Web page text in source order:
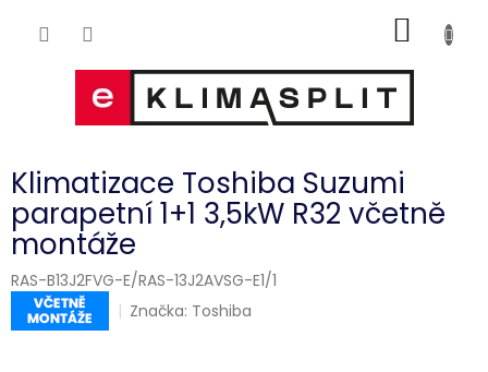
KOŠÍK
Klimatizace Toshiba Suzumi
parapetní 1+1 3,5kW R32 včetně
montáže
RAS-B13J2FVG-E/RAS-13J2AVSG-E1/1
Značka: Toshiba